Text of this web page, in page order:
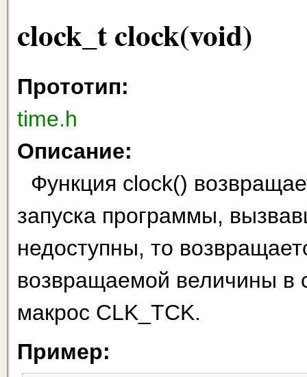
clock_t clock(void)
Прототип:
time.h
Описание:
Функция clock()
запуска программы,
недоступны, то
возвращаемой ве­личины в
макрос CLK_TCK.
Пример: